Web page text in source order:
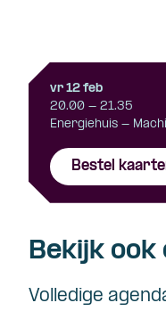
vr 12 feb
20.00 - 21.35
Energiehuis -
Bestel
Bekijk ook
Volledige